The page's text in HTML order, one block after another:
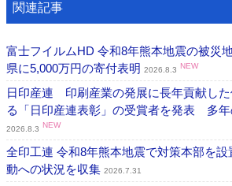
関連記事
富士フイルムHD 令和8年熊本地震の被災
県に5,000万円の寄付表明 2026.8.3 NEW
日印産連 印刷産業の発展に長年貢献し
る「日印産連表彰」の受賞者を発表 多年
2026.8.3 NEW
全印工連 令和8年熊本地震で対策本部を
動への状況を収集 2026.7.31